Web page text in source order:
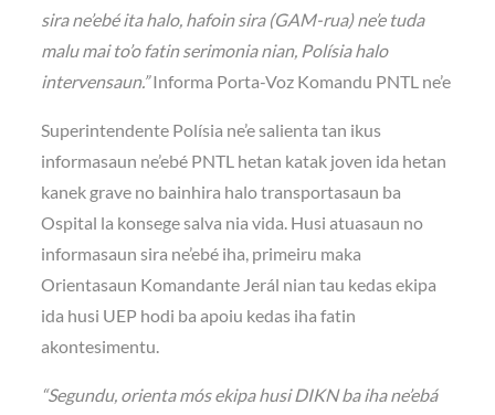
sira ne’ebé ita halo, hafoin sira (GAM-rua) ne’e tuda
malu mai to’o fatin serimonia nian, Polísia halo
intervensaun.”Informa Porta-Voz Komandu PNTL ne’e
Superintendente Polísia ne’e salienta tan ikus
informasaun ne’ebé PNTL hetan katak joven ida hetan
kanek grave no bainhira halo transportasaun ba
Ospital la konsege salva nia vida. Husi atuasaun no
informasaun sira ne’ebé iha, primeiru maka
Orientasaun Komandante Jerál nian tau kedas ekipa
ida husi UEP hodi ba apoiu kedas iha fatin
akontesimentu.
“Segundu, orienta mós ekipa husi DIKN ba iha ne’ebá